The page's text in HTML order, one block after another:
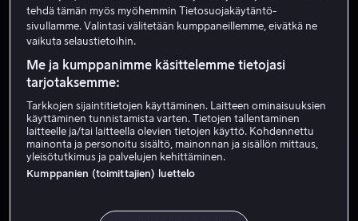
Matt Malloy
Näyttelijä Vieras
tehdä tämän myös myöhemmin Tietosuojakäytäntö-
sivullamme. Valintasi välitetään kumppaneillemme, eivätkä ne
vaikuta selaustietoihin.
Me ja kumppanimme käsittelemme tietojasi
tarjotaksemme:
Tarkkojen sijaintitietojen käyttäminen. Laitteen ominaisuuksien
käyttäminen tunnistamista varten. Tietojen tallentaminen
laitteelle ja/tai laitteella olevien tietojen käyttö. Kohdennettu
mainonta ja personoitu sisältö, mainonnan ja sisällön mittaus,
yleisötutkimus ja palvelujen kehittäminen.
Kumppanien (toimittajien) luettelo